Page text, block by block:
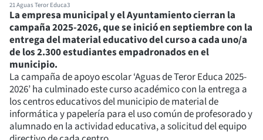
21 Aguas Teror Educa3
La empresa municipal y el Ayuntamiento cierran la
campaña 2025-2026, que se inició en septiembre con la
entrega del material educativo del curso a cada uno/a
de los 2.300 estudiantes empadronados en el
municipio.
La campaña de apoyo escolar ‘Aguas de Teror Educa 2025-
2026’ ha culminado este curso académico con la entrega a
los centros educativos del municipio de material de
informática y papelería para el uso común de profesorado y
alumnado en la actividad educativa, a solicitud del equipo